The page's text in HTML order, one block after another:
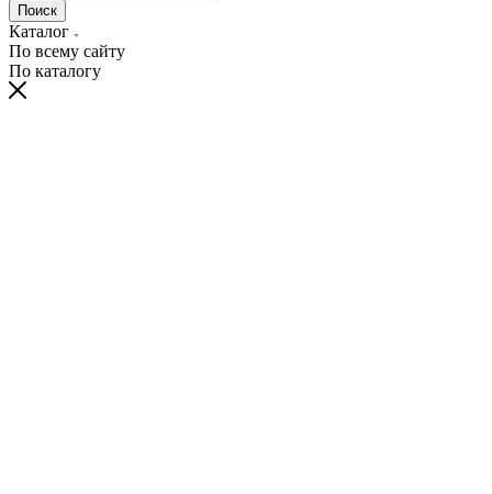
Поиск
Каталог
По всему сайту
По каталогу